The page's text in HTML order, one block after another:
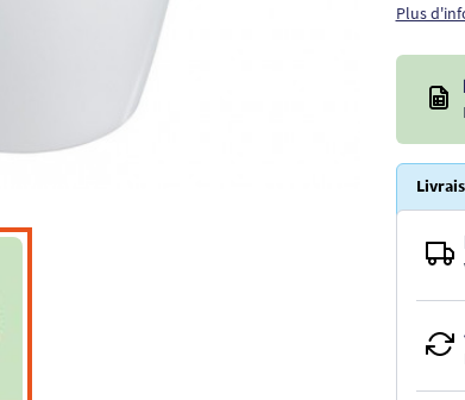
Plus